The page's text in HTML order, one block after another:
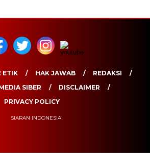
ETIK HAK JAWAB
REDAKSI
SIBER
DISCLAIMER
PRIVACY POLICY
SIARAN INDONESIA